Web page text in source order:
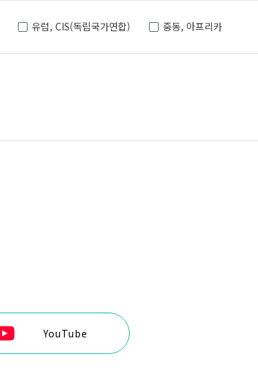
유럽, CIS(독립국가연합) 중동, 아프리카
YouTube